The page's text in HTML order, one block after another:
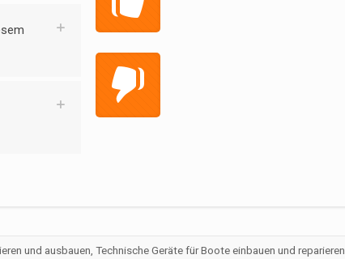
und ausbauen, Technische Geräte für Boote einbauen und reparieren.